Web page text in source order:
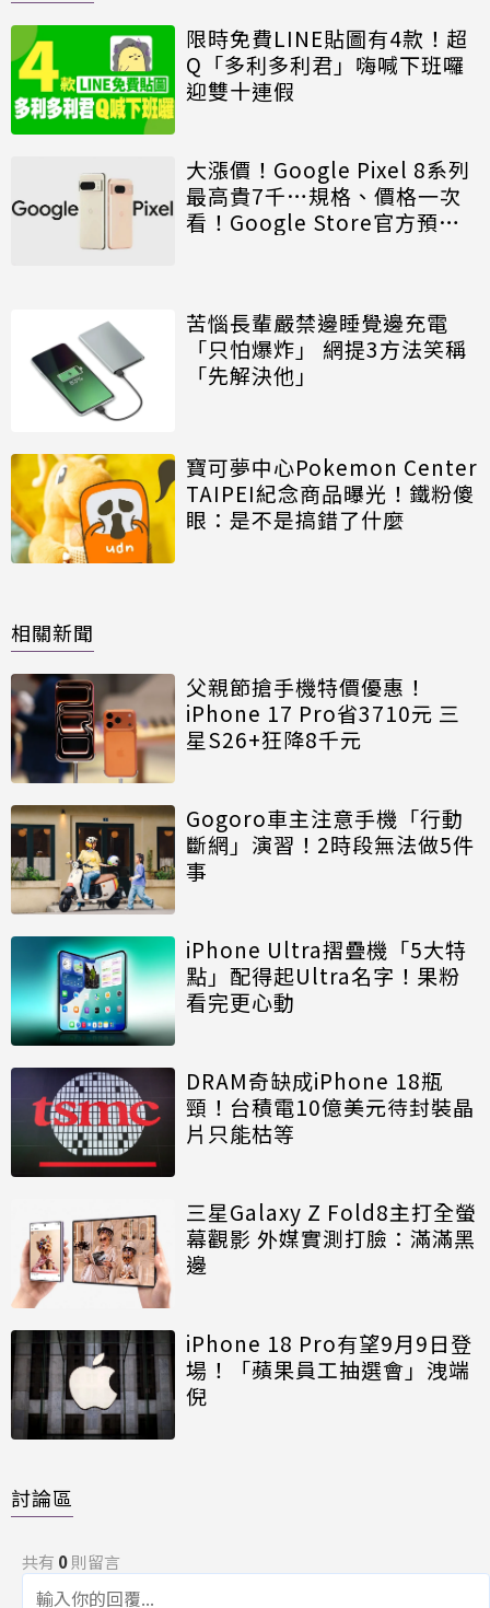
限時免費LINE貼圖有4款！超
Q「多利多利君」嗨喊下班囉
迎雙十連假
大漲價！Google Pixel 8系列
最高貴7千…規格、價格一次
看！Google Store官方預購
苦惱長輩嚴禁邊睡覺邊充電
「只怕爆炸」 網提3方法笑稱
「先解決他」
寶可夢中心Pokemon Center
TAIPEI紀念商品曝光！鐵粉傻
眼：是不是搞錯了什麼
相關新聞
父親節搶手機特價優惠！
iPhone 17 Pro省3710元 三
星S26+狂降8千元
Gogoro車主注意手機「行動
斷網」演習！2時段無法做5件
事
iPhone Ultra摺疊機「5大特
點」配得起Ultra名字！果粉
看完更心動
DRAM奇缺成iPhone 18瓶
頸！台積電10億美元待封裝晶
片只能枯等
三星Galaxy Z Fold8主打全螢
幕觀影 外媒實測打臉：滿滿黑
邊
iPhone 18 Pro有望9月9日登
場！「蘋果員工抽選會」洩端
倪
討論區
共有 0則留言